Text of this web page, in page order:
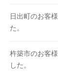
日出町のお客
た。
杵築市のお客
した。